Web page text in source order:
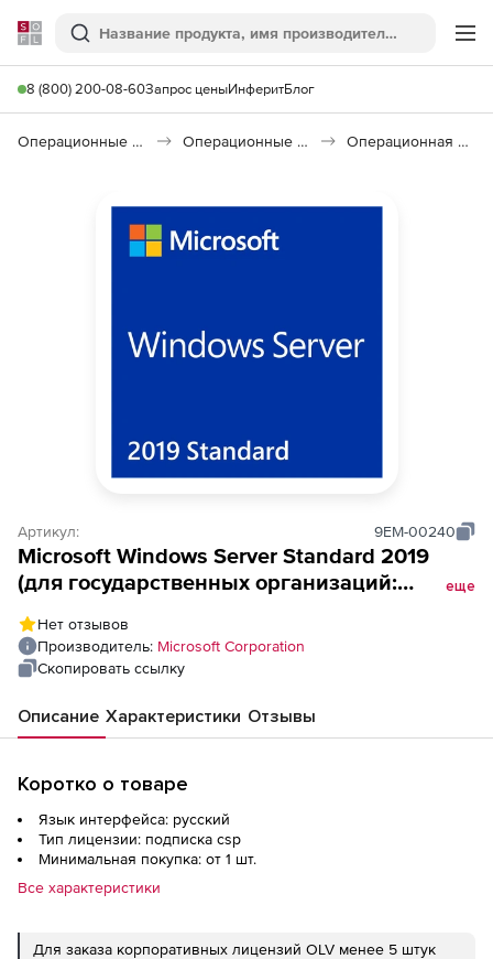
Softline
Поиск
8 (800) 200-08-60Запрос ценыИнферитБлог
Операционные системы Операционные системы семейства Windows Операционная система Microsoft Windows Server Standard
Артикул: 9EM-00240
Microsoft Windows Server Standard 2019
(для государственных организаций:
Assurance, LicSAPk), Russian 2License Level
A CoreLic
еще
Нет отзывов
Производитель: Microsoft Corporation
Скопировать ссылку
Описание Характеристики Отзывы
Коротко о товаре
Язык интерфейса: русский
Тип лицензии: подписка csp
Минимальная покупка: от 1 шт.
Все характеристики
Для заказа корпоративных лицензий OLV менее 5 штук